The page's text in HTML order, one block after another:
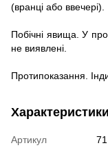
(вранці або ввечері).
Побічні явища. У
не виявлені.
Протипоказання.
Характеристики
Артикул
71